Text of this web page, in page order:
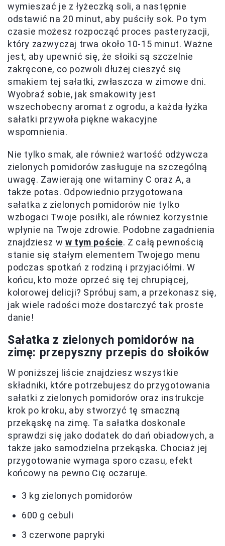
wymieszać je z łyżeczką soli, a następnie
odstawić na 20 minut, aby puściły sok. Po tym
czasie możesz rozpocząć proces pasteryzacji,
który zazwyczaj trwa około 10-15 minut. Ważne
jest, aby upewnić się, że słoiki są szczelnie
zakręcone, co pozwoli dłużej cieszyć się
smakiem tej sałatki, zwłaszcza w zimowe dni.
Wyobraź sobie, jak smakowity jest
wszechobecny aromat z ogrodu, a każda łyżka
sałatki przywoła piękne wakacyjne
wspomnienia.
Nie tylko smak, ale również wartość odżywcza
zielonych pomidorów zasługuje na szczególną
uwagę. Zawierają one witaminy C oraz A, a
także potas. Odpowiednio przygotowana
sałatka z zielonych pomidorów nie tylko
wzbogaci Twoje posiłki, ale również korzystnie
wpłynie na Twoje zdrowie. Podobne zagadnienia
znajdziesz w w tym poście. Z całą pewnością
stanie się stałym elementem Twojego menu
podczas spotkań z rodziną i przyjaciółmi. W
końcu, kto może oprzeć się tej chrupiącej,
kolorowej delicji? Spróbuj sam, a przekonasz się,
jak wiele radości może dostarczyć tak proste
danie!
Sałatka z zielonych pomidorów na
zimę: przepyszny przepis do słoików
W poniższej liście znajdziesz wszystkie
składniki, które potrzebujesz do przygotowania
sałatki z zielonych pomidorów oraz instrukcje
krok po kroku, aby stworzyć tę smaczną
przekąskę na zimę. Ta sałatka doskonale
sprawdzi się jako dodatek do dań obiadowych, a
także jako samodzielna przekąska. Chociaż jej
przygotowanie wymaga sporo czasu, efekt
końcowy na pewno Cię oczaruje.
3 kg zielonych pomidorów
600 g cebuli
3 czerwone papryki